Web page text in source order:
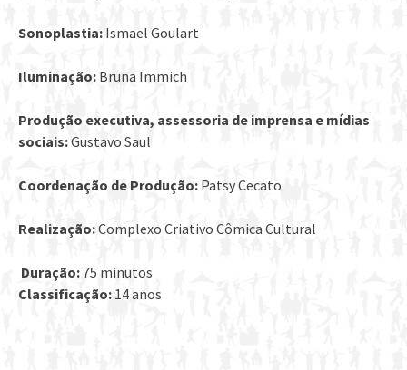
Sonoplastia: Ismael Goulart
Iluminação: Bruna Immich
Produção executiva, assessoria de imprensa e mídias
sociais:Gustavo Saul
Coordenação de Produção: Patsy Cecato
Realização:Complexo Criativo Cômica Cultural
Duração: 75 minutos
Classificação: 14 anos